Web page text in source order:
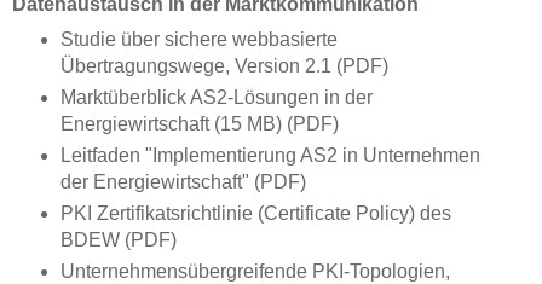
Datenaustausch in der Marktkommunikation
Studie über sichere webbasierte
Übertragungswege, Version 2.1 (PDF)
Marktüberblick AS2-Lösungen in der
Energiewirtschaft (15 MB) (PDF)
Leitfaden "Implementierung AS2 in Unternehmen
der Energiewirtschaft" (PDF)
PKI Zertifikatsrichtlinie (Certificate Policy) des
BDEW (PDF)
Unternehmensübergreifende PKI-Topologien,